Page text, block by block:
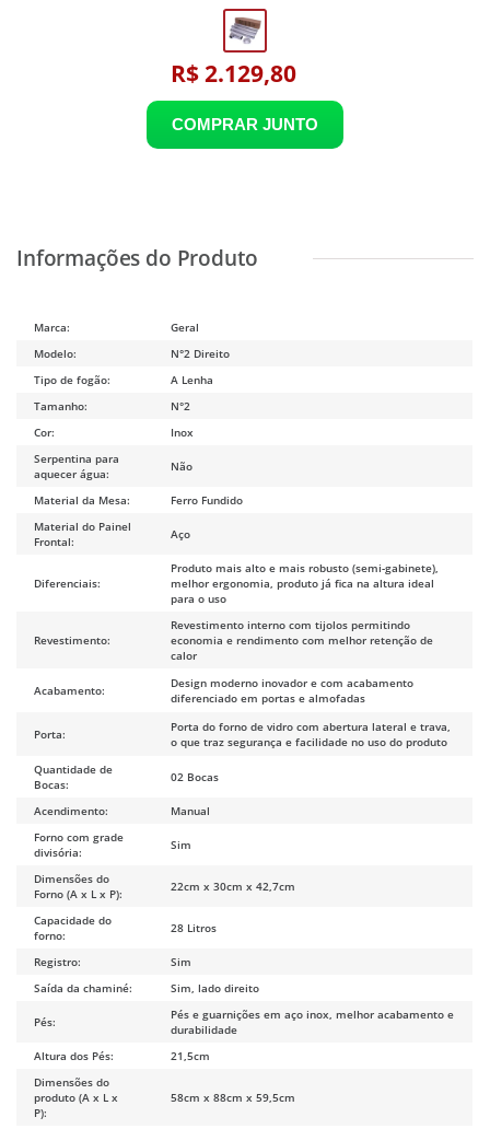
R$ 2.129,80
Marca:
Geral
Modelo:
N°2 Direito
Tipo de fogão:
A Lenha
Tamanho:
N°2
Cor:
Inox
Serpentina para
aquecer água:
Não
Material da Mesa:
Ferro Fundido
Material do Painel
Frontal:
Aço
Diferenciais:
Produto mais alto e mais robusto (semi-gabinete),
melhor ergonomia, produto já fica na altura ideal
para o uso
Revestimento:
Revestimento interno com tijolos permitindo
economia e rendimento com melhor retenção de
calor
Acabamento:
Design moderno inovador e com acabamento
diferenciado em portas e almofadas
Porta:
Porta do forno de vidro com abertura lateral e trava,
o que traz segurança e facilidade no uso do produto
Quantidade de
Bocas:
02 Bocas
Acendimento:
Manual
Forno com grade
divisória:
Sim
Dimensões do
Forno (A x L x P):
22cm x 30cm x 42,7cm
Capacidade do
forno:
28 Litros
Registro:
Sim
Saída da chaminé:
Sim, lado direito
Pés:
Pés e guarnições em aço inox, melhor acabamento e
durabilidade
Altura dos Pés:
21,5cm
Dimensões do
produto (A x L x
P):
58cm x 88cm x 59,5cm